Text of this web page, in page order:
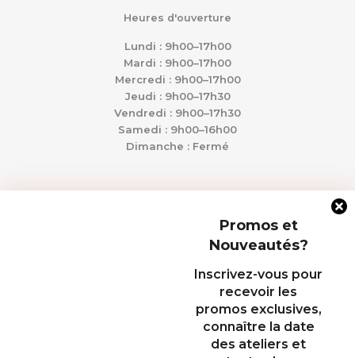
Promos et
Nouveautés?
Inscrivez-vous pour
recevoir les
promos exclusives,
connaître la date
des ateliers et
Heures d'ouverture
Lundi : 9h00–17h00
Mardi : 9h00–17h00
Mercredi : 9h00–17h00
Jeudi : 9h00–17h30
Vendredi : 9h00–17h30
Samedi : 9h00–16h00
Dimanche : Fermé
Programme de points
Livraisons
À propos